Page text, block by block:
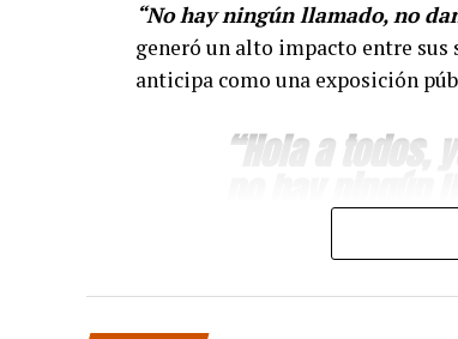
“No hay ningún llamado, no
generó un alto impacto entre
anticipa como una exposición
“Hola a todos,
para pagar lo